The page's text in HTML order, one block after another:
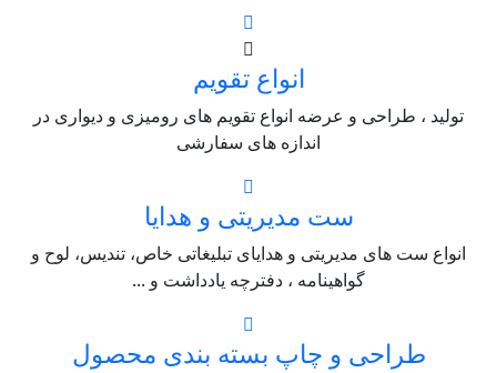
انواع تقویم
تولید ، طراحی و عرضه انواع تقویم های رومیزی و دیواری در
اندازه های سفارشی
ست مدیریتی و هدایا
انواع ست های مدیریتی و هدایای تبلیغاتی خاص، تندیس، لوح و
گواهینامه ، دفترچه یادداشت و ...
طراحی و چاپ بسته بندی محصول